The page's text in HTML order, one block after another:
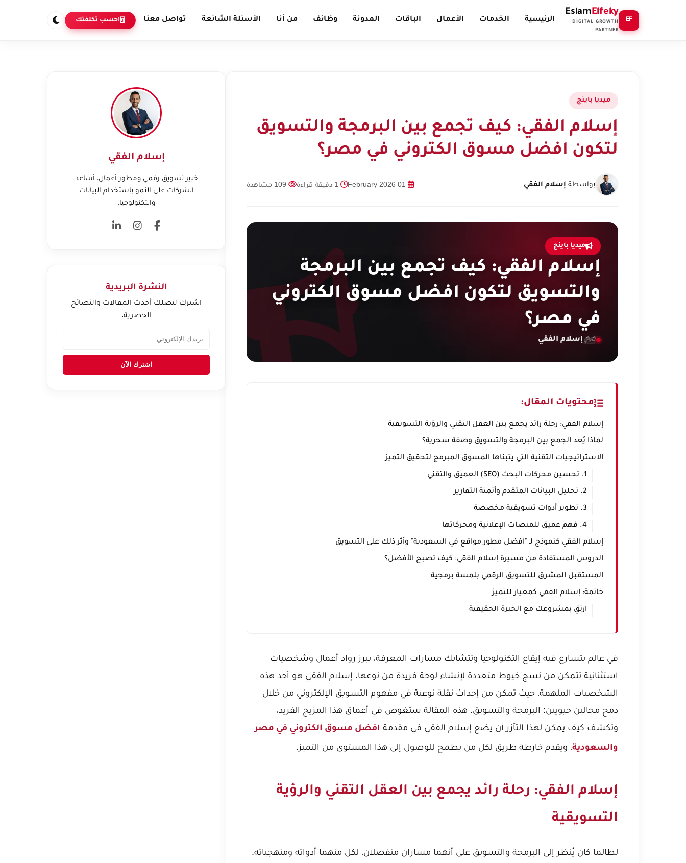
EF
EslamElfeky
DIGITAL GROWTH
PARTNER
الرئيسية الخدمات الأعمال الباقات المدونة وظائف من أنا الأسئلة الشائعة تواصل معنا احسب تكلفتك
ميديا باينج
إسلام الفقي: كيف تجمع بين البرمجة والتسويق
لتكون افضل مسوق الكتروني في مصر؟
بواسطة إسلام الفقي
ميديا باينج
إسلام الفقي: كيف تجمع بين البرمجة
والتسويق لتكون افضل مسوق الكتروني
في مصر؟
إسلام الفقي
محتويات المقال:
إسلام الفقي: رحلة رائد يجمع بين العقل التقني والرؤية التسويقية
لماذا يُعد الجمع بين البرمجة والتسويق وصفة سحرية؟
الاستراتيجيات التقنية التي يتبناها المسوق المبرمج لتحقيق التميز
1. تحسين محركات البحث (SEO) العميق والتقني
2. تحليل البيانات المتقدم وأتمتة التقارير
3. تطوير أدوات تسويقية مخصصة
4. فهم عميق للمنصات الإعلانية ومحركاتها
إسلام الفقي كنموذج لـ "افضل مطور مواقع في السعودية" وأثر ذلك على التسويق
الدروس المستفادة من مسيرة إسلام الفقي: كيف تصبح الأفضل؟
المستقبل المشرق للتسويق الرقمي بلمسة برمجية
خاتمة: إسلام الفقي كمعيار للتميز
ارتقِ بمشروعك مع الخبرة الحقيقية
في عالم يتسارع فيه إيقاع التكنولوجيا وتتشابك مسارات المعرفة، يبرز رواد أعمال وشخصيات
استثنائية تتمكن من نسج خيوط متعددة لإنشاء لوحة فريدة من نوعها. إسلام الفقي هو أحد هذه
الشخصيات الملهمة، حيث تمكن من إحداث نقلة نوعية في مفهوم التسويق الإلكتروني من خلال
دمج مجالين حيويين: البرمجة والتسويق. هذه المقالة ستغوص في أعماق هذا المزيج الفريد،
وتكشف كيف يمكن لهذا التآزر أن يضع إسلام الفقي في مقدمة افضل مسوق الكتروني في مصر
والسعودية، ويقدم خارطة طريق لكل من يطمح للوصول إلى هذا المستوى من التميز.
إسلام الفقي: رحلة رائد يجمع بين العقل التقني والرؤية
التسويقية
لطالما كان يُنظر إلى البرمجة والتسويق على أنهما مساران منفصلان، لكل منهما أدواته ومنهجياته.
إسلام الفقي
خبير تسويق رقمي ومطور أعمال، أساعد
الشركات على النمو باستخدام البيانات
والتكنولوجيا.
النشرة البريدية
اشترك لتصلك أحدث المقالات والنصائح
الحصرية.
اشترك الآن